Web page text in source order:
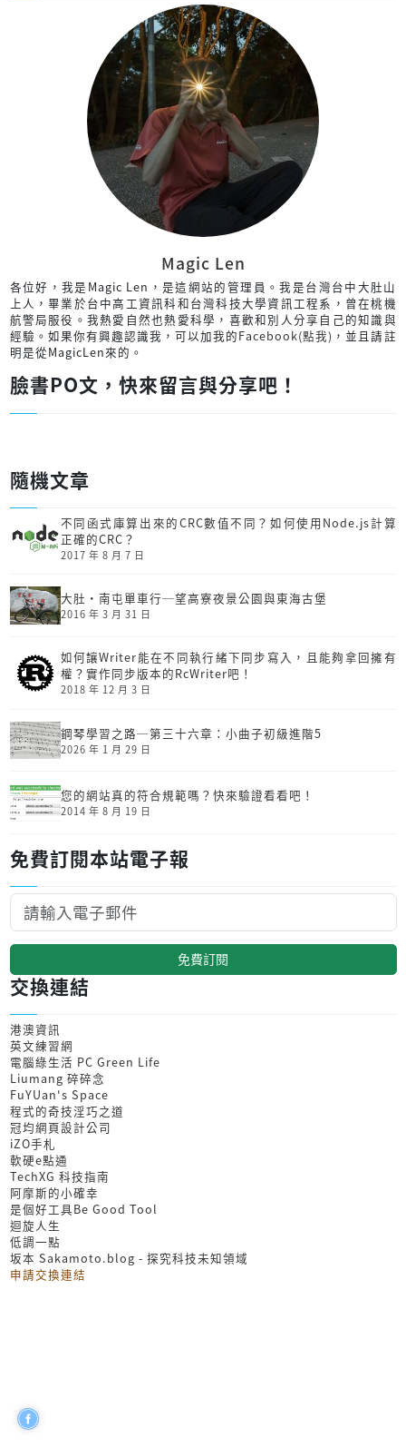
Magic Len
各位好，我是Magic Len，是這網站的管理員。我是台灣台中大肚山
上人，畢業於台中高工資訊科和台灣科技大學資訊工程系，曾在桃機
航警局服役。我熱愛自然也熱愛科學，喜歡和別人分享自己的知識與
經驗。如果你有興趣認識我，可以加我的Facebook(點我) ，並且請註
明是從MagicLen來的。
臉書PO文，快來留言與分享吧！
隨機文章
不同函式庫算出來的CRC數值不同？如何使用Node.js計算
正確的CRC？
2017 年 8 月 7 日
大肚‧南屯單車行─望高寮夜景公園與東海古堡
2016 年 3 月 31 日
如何讓Writer能在不同執行緒下同步寫入，且能夠拿回擁有
權？實作同步版本的RcWriter吧！
2018 年 12 月 3 日
鋼琴學習之路─第三十六章：小曲子初級進階5
2026 年 1 月 29 日
您的網站真的符合規範嗎？快來驗證看看吧！
2014 年 8 月 19 日
免費訂閱本站電子報
免費訂閱
交換連結
港澳資訊
英文練習網
電腦綠生活 PC Green Life
Liumang 碎碎念
FuYUan's Space
程式的奇技淫巧之道
冠均網頁設計公司
iZO手札
軟硬e點通
TechXG 科技指南
阿摩斯的小確幸
是個好工具Be Good Tool
迴旋人生
低調一點
坂本 Sakamoto.blog - 探究科技未知領域
申請交換連結